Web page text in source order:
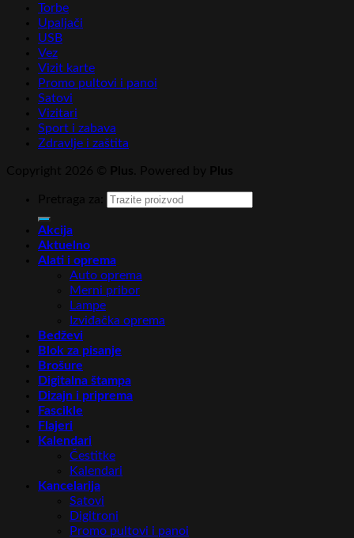
Torbe
Upaljači
USB
Vez
Vizit karte
Promo pultovi i panoi
Satovi
Vizitari
Sport i zabava
Zdravlje i zaštita
Akcija
Aktuelno
Alati i oprema
Auto oprema
Merni pribor
Lampe
Izviđačka oprema
Bedževi
Blok za pisanje
Brošure
Digitalna štampa
Dizajn i priprema
Fascikle
Flajeri
Kalendari
Čestitke
Kalendari
Kancelarija
Satovi
Digitroni
Promo pultovi i panoi